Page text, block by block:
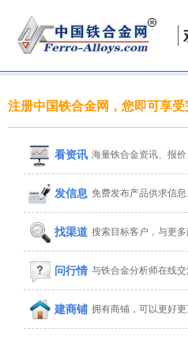
注册中国铁合金网，您即可享
看资讯 海量铁合金资讯、报
发信息 免费发布产品供求信
找渠道 搜索目标客户，与更
问行情 与铁合金分析师在线
建商铺 拥有商铺，可以更好